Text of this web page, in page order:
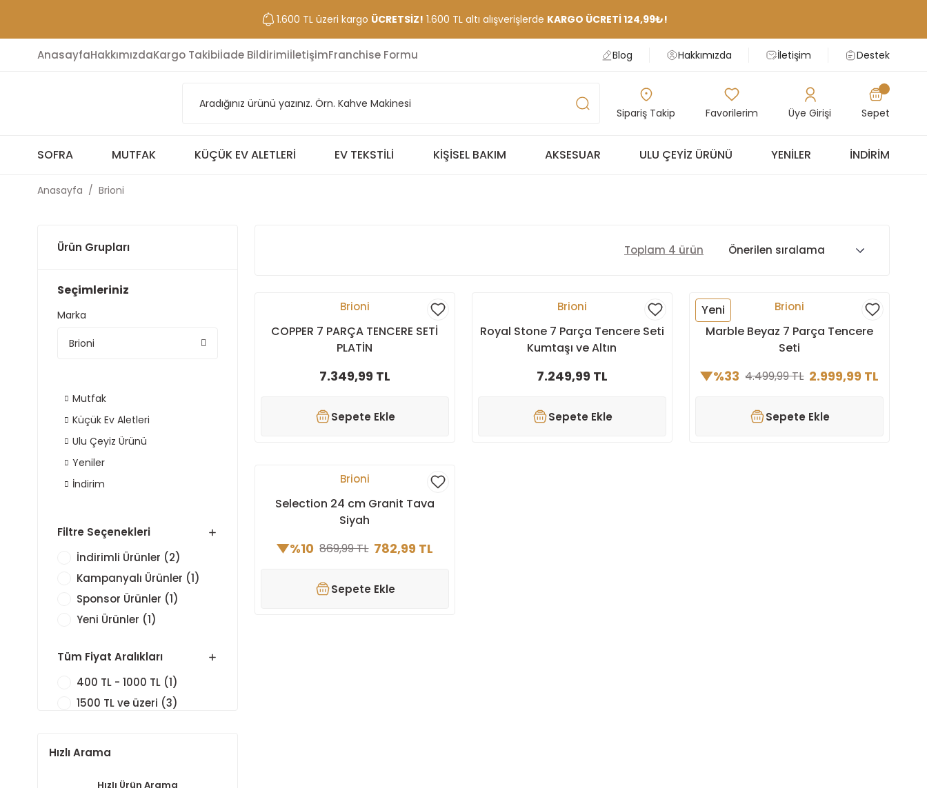
1.600 TL üzeri kargo ÜCRETSİZ! 1.600 TL altı alışverişlerde KARGO ÜCRETİ 124,99₺!
AnasayfaHakkımızdaKargo Takibiİade BildirimiİletişimFranchise Formu Blog Hakkımızda İletişim Destek
Sipariş Takip Favorilerim Üye Girişi Sepet
SOFRA MUTFAK KÜÇÜK EV ALETLERI EV TEKSTILI KIŞISEL BAKIM AKSESUAR ULU ÇEYIZ ÜRÜNÜ YENILER İNDIRIM
Anasayfa Brioni
Ürün Grupları
Seçimleriniz
Marka
Brioni
Mutfak
Küçük Ev Aletleri
Ulu Çeyiz Ürünü
Yeniler
İndirim
Filtre Seçenekleri
İndirimli Ürünler (2)
Kampanyalı Ürünler (1)
Sponsor Ürünler (1)
Yeni Ürünler (1)
Tüm Fiyat Aralıkları
400 TL - 1000 TL (1)
1500 TL ve üzeri (3)
Hızlı Arama
Hızlı Ürün Arama
Toplam 4 ürün
Brioni
COPPER 7 PARÇA TENCERE SETİ
PLATİN
7.349,99 TL
Sepete Ekle
Brioni
Royal Stone 7 Parça Tencere Seti
Kumtaşı ve Altın
7.249,99 TL
Sepete Ekle
Yeni Brioni
Marble Beyaz 7 Parça Tencere
Seti
%33 4.499,99 TL 2.999,99 TL
Sepete Ekle
Brioni
Selection 24 cm Granit Tava
Siyah
%10 869,99 TL 782,99 TL
Sepete Ekle